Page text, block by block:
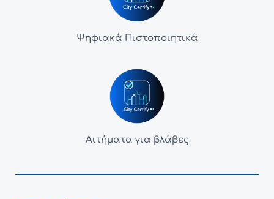
Ψηφιακά Πιστοποιητικά
Αιτήματα για βλάβες